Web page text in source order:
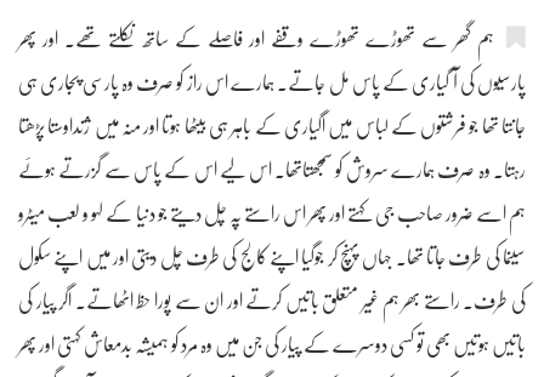
ہم گھر سے تھوڑے تھوڑے وقفے اور فاصلے کے ساتھ نکلتے تھے۔ اور پھر
پارسیوں کی آ گیاری کے پاس مل جاتے۔ ہمارے اس راز کو صرف وہ پارسی پجاری ہی
جانتا تھا جو فرشتوں کے لباس میں اگیاری کے باہر ہی بیٹھا ہوتا اور منہ میں ژنداوستا پڑھتا
رہتا۔ وہ صرف ہمارے سروش کو سمجھتاتھا۔ اس لیے اس کے پاس سے گزرتے ہوئے
ہم اسے ضرور صاحب جی کہتے اور پھر اس راستے پہ چل دیتے جو دنیا کے لہو و لعب میٹرو
سینما کی طرف جاتا تھا۔ جہاں پہنچ کر جوگیا اپنے کالج کی طرف چل دیتی اور میں اپنے سکول
کی طرف۔ راستے بھر ہم غیر متعلق باتیں کرتے اور ان سے پورا حظ اٹھاتے۔ اگر پیار کی
باتیں ہوتیں بھی تو کسی دوسرے کے پیار کی جن میں وہ مرد کو ہمیشہ بدمعاش کہتی اور پھر